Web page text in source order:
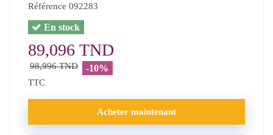
Référence 092283
En stock
89,096 TND
98,996 TND -10%
TTC
Acheter maintenant